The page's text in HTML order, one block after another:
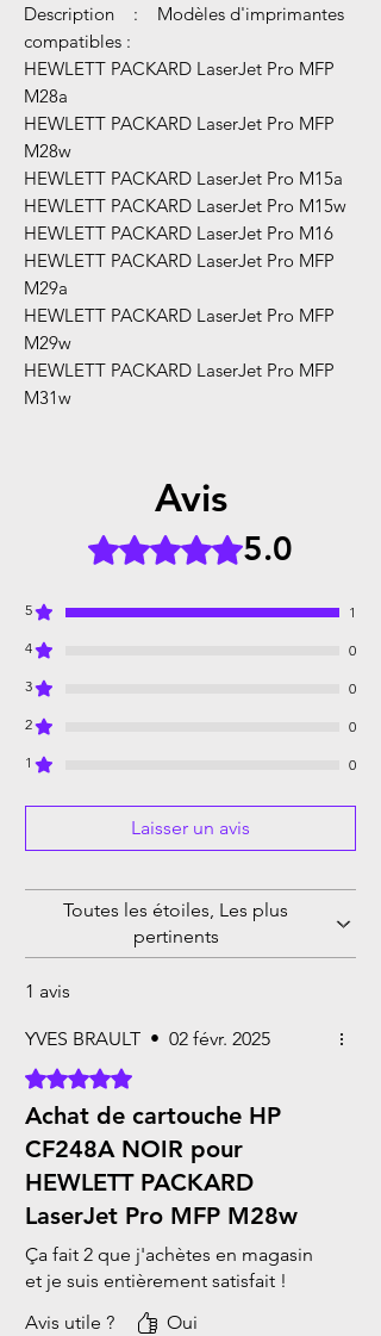
Description : Modèles d'imprimantes
compatibles :
HEWLETT PACKARD LaserJet Pro MFP
M28a
HEWLETT PACKARD LaserJet Pro MFP
M28w
HEWLETT PACKARD LaserJet Pro M15a
HEWLETT PACKARD LaserJet Pro M15w
HEWLETT PACKARD LaserJet Pro M16
HEWLETT PACKARD LaserJet Pro MFP
M29a
HEWLETT PACKARD LaserJet Pro MFP
M29w
HEWLETT PACKARD LaserJet Pro MFP
M31w
Avis
Noté 5 sur 5. 5.0
5
1
4
0
3
0
2
0
1
0
Laisser un avis
Toutes les étoiles, Les plus
pertinents
1 avis
YVES BRAULT • 02 févr. 2025
Noté 5 sur 5.
Achat de cartouche HP
CF248A NOIR pour
HEWLETT PACKARD
LaserJet Pro MFP M28w
Ça fait 2 que j'achètes en magasin
et je suis entièrement satisfait !
Avis utile ?
Oui